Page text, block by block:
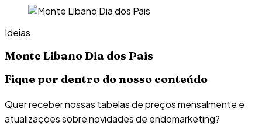
Ideias
Monte Libano Dia dos Pais
Fique por dentro do nosso conteúdo
Quer receber nossas tabelas de preços mensalmente e
atualizações sobre novidades de endomarketing?